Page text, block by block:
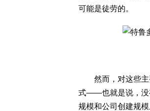
可能是徒劳的。
然而，对这些主
式——也就是说，没
规模和公司创建规模